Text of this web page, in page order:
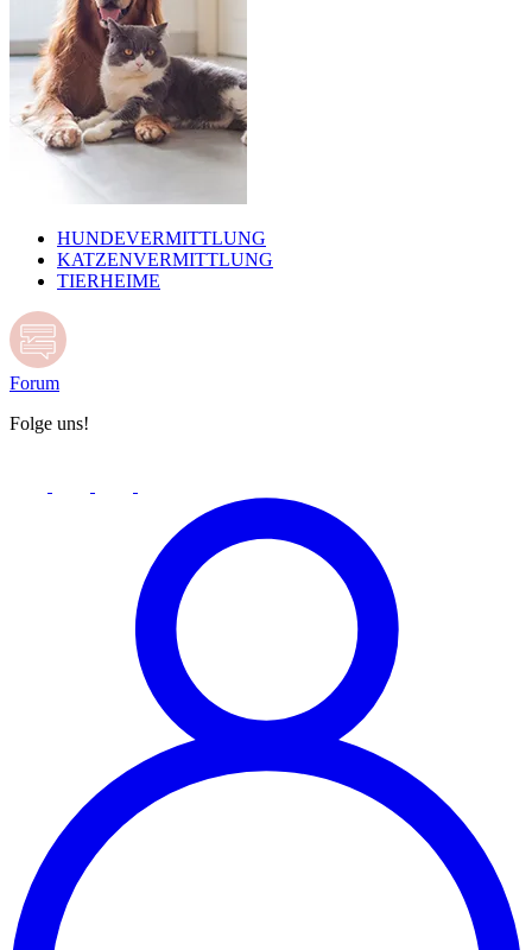
HUNDEVERMITTLUNG
KATZENVERMITTLUNG
TIERHEIME
Forum
Folge uns!